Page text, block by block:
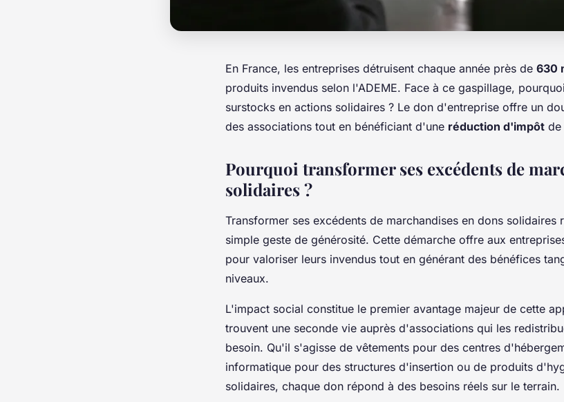
En France, les entreprises détruisent chaque année près de 630
produits invendus selon l'ADEME. Face à ce gaspillage,
surstocks en actions solidaires ? Le don d'entreprise offre un
des associations tout en bénéficiant d'une réduction d'impôt de
Pourquoi transformer ses excédents de
solidaires ?
Transformer ses excédents de marchandises en dons solidaires
simple geste de générosité. Cette démarche offre aux
pour valoriser leurs invendus tout en générant des bénéfices
niveaux.
L'impact social constitue le premier avantage majeur de cette
trouvent une seconde vie auprès d'associations qui les
besoin. Qu'il s'agisse de vêtements pour des centres
informatique pour des structures d'insertion ou de produits
solidaires, chaque don répond à des besoins réels sur le terrain.